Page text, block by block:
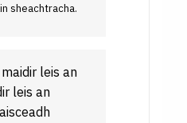
sheachtracha.
leis an
leis an